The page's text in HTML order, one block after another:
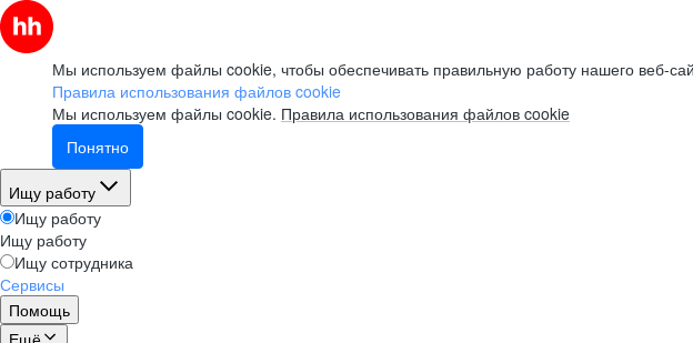
Мы используем файлы cookie, чтобы обеспечивать правильную работу нашего веб-
Правила использования файлов cookie
Мы используем файлы cookie. Правила использования файлов cookie
Понятно
Ищу работу
Ищу работу
Ищу работу
Ищу сотрудника
Сервисы
Помощь
Ещё